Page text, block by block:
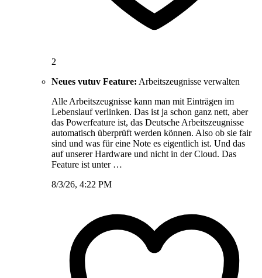
2
Neues vutuv Feature: Arbeitszeugnisse verwalten
Alle Arbeitszeugnisse kann man mit Einträgen im
Lebenslauf verlinken. Das ist ja schon ganz nett, aber
das Powerfeature ist, das Deutsche Arbeitszeugnisse
automatisch überprüft werden können. Also ob sie fair
sind und was für eine Note es eigentlich ist. Und das
auf unserer Hardware und nicht in der Cloud. Das
Feature ist unter …
8/3/26, 4:22 PM